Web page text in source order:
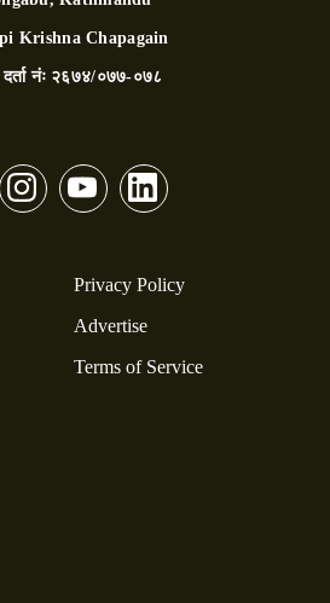
Krishna Chapagain
नंः २६७४/०७७-०७८
Privacy Policy
Advertise
Terms of Service